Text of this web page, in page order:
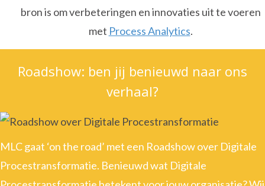
bron is om verbeteringen en innovaties uit te voeren
met Process Analytics.
Roadshow: ben jij benieuwd naar ons
verhaal?
MLC gaat ‘on the road’ met een Roadshow over Digitale
Procestransformatie. Benieuwd wat Digitale